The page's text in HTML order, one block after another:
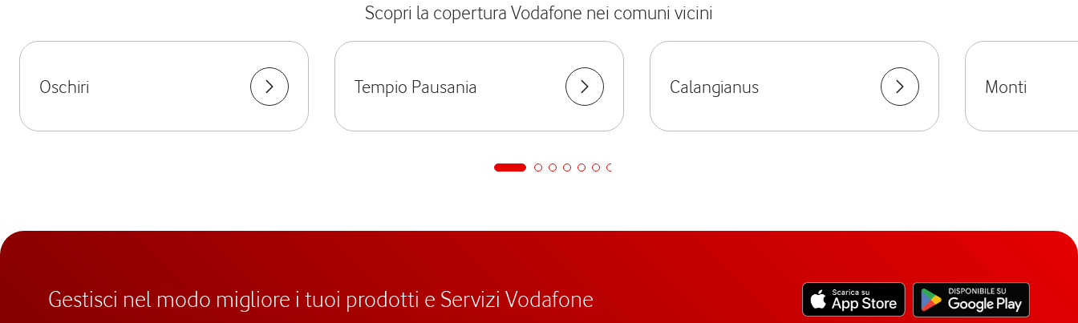
Scopri la copertura Vodafone nei comuni vicini
Oschiri Tempio Pausania Calangianus Monti
Gestisci nel modo migliore i tuoi prodotti e Servizi Vodafone